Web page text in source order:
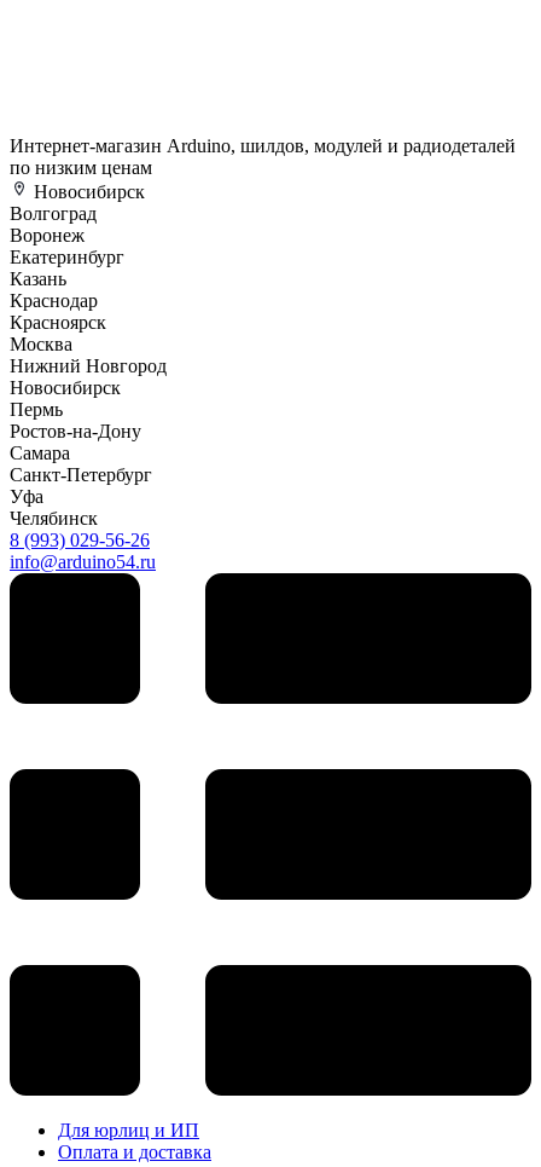
Интернет-магазин Arduino, шилдов, модулей и радиодеталей
по низким ценам
Новосибирск
Волгоград
Воронеж
Екатеринбург
Казань
Краснодар
Красноярск
Москва
Нижний Новгород
Новосибирск
Пермь
Ростов-на-Дону
Самара
Санкт-Петербург
Уфа
Челябинск
8 (993) 029-56-26
info@arduino54.ru
Для юрлиц и ИП
Оплата и доставка